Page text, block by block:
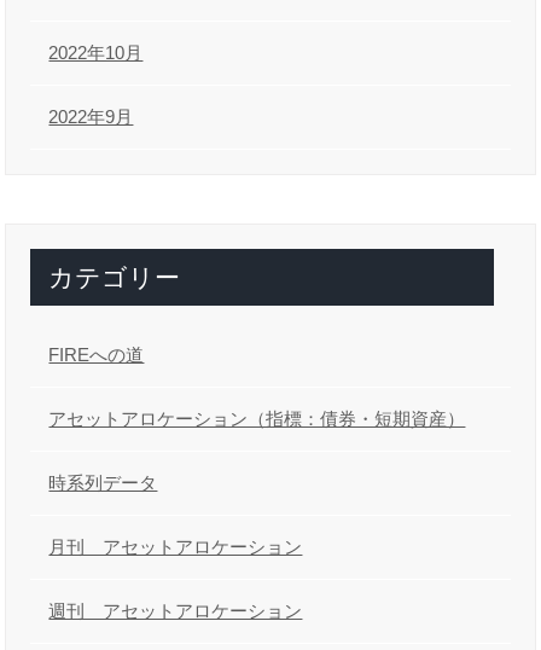
2022年10月
2022年9月
カテゴリー
FIREへの道
アセットアロケーション（指標：債券・短期資産）
時系列データ
月刊 アセットアロケーション
週刊 アセットアロケーション